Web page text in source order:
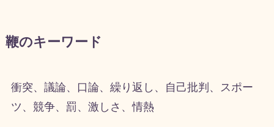
鞭のキーワード
衝突、議論、口論、繰り返し、自己批判、スポー
ツ、競争、罰、激しさ、情熱